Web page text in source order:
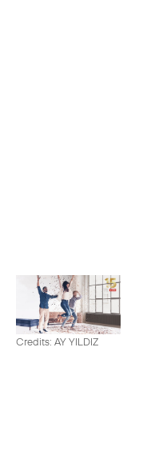
Credits: AY YILDIZ